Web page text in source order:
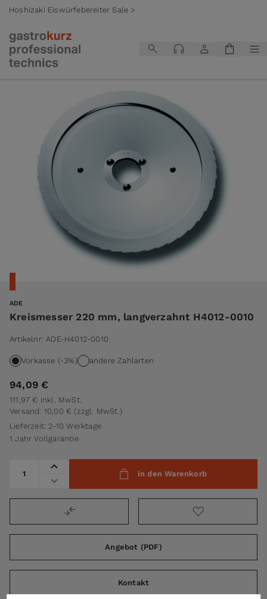
Hoshizaki Eiswürfebereiter Sale >
ADE
Kreismesser 220 mm, langverzahnt H4012-0010
Artikelnr: ADE-H4012-0010
Vorkasse (-3%) andere Zahlarten
94,09 €
111,97 € inkl. MwSt.
Versand: 10,00 € (zzgl. MwSt.)
Lieferzeit: 2-10 Werktage
1 Jahr Vollgarantie
in den Warenkorb
Angebot (PDF)
Kontakt